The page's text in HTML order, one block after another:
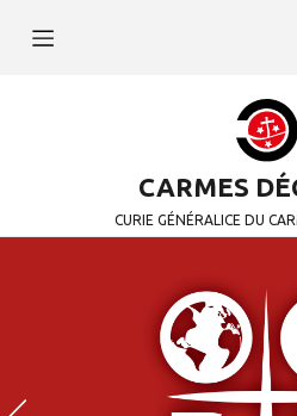
CARMES
CURIE GÉNÉRALICE DU